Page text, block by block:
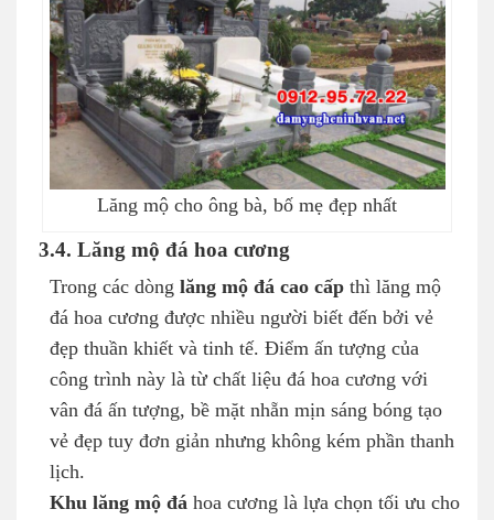
Lăng mộ cho ông bà, bố mẹ đẹp nhất
3.4. Lăng mộ đá hoa cương
Trong các dòng lăng mộ đá cao cấp thì lăng mộ
đá hoa cương được nhiều người biết đến bởi vẻ
đẹp thuần khiết và tinh tế. Điểm ấn tượng của
công trình này là từ chất liệu đá hoa cương với
vân đá ấn tượng, bề mặt nhẵn mịn sáng bóng tạo
vẻ đẹp tuy đơn giản nhưng không kém phần thanh
lịch.
Khu lăng mộ đá hoa cương là lựa chọn tối ưu cho